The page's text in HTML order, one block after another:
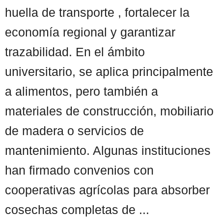
huella de transporte , fortalecer la
economía regional y garantizar
trazabilidad. En el ámbito
universitario, se aplica principalmente
a alimentos, pero también a
materiales de construcción, mobiliario
de madera o servicios de
mantenimiento. Algunas instituciones
han firmado convenios con
cooperativas agrícolas para absorber
cosechas completas de ...